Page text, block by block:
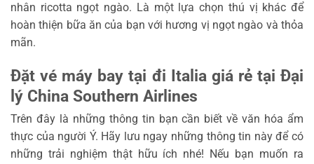
nhân ricotta ngọt ngào. Là một lựa chọn thú vị khác để
hoàn thiện bữa ăn của bạn với hương vị ngọt ngào và thỏa
mãn.
Đặt vé máy bay tại đi Italia giá rẻ tại Đại
lý China Southern Airlines
Trên đây là những thông tin bạn cần biết về văn hóa ẩm
thực của người Ý. Hãy lưu ngay những thông tin này để có
những trải nghiệm thật hữu ích nhé! Nếu bạn muốn ra